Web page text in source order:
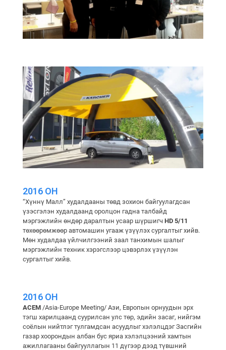
2016 ОН
“Хүннү Малл” худалдааны төвд зохион байгуулагдсан
үзэсгэлэн худалдаанд оролцон гадна талбайд
мэргэжлийн өндөр даралтын усаар шүршигч HD 5/11
төхөөрөмжөөр автомашин угааж үзүүлэх сургалтыг хийв.
Мөн худалдаа үйлчилгээний заал танхимын шалыг
мэргэжлийн техник хэрэгслээр цэвэрлэх үзүүлэн
сургалтыг хийв.
2016 ОН
ACEM/Asia-Europe Meeting/ Ази, Европын орнуудын эрх
тэгш харилцаанд суурилсан улс төр, эдийн засаг, нийгэм
соёлын нийтлэг тулгамдсан асуудлыг хэлэлцдэг Засгийн
газар хоорондын албан бус яриа хэлэлцээний хамтын
ажиллагааны байгууллагын 11 дүгээр дээд түвшний